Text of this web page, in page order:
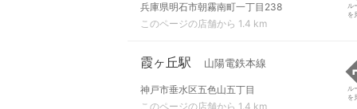
兵庫県明石市朝霧南町一丁目238
このページの店舗から 1.4 km
ル
を
霞ヶ丘駅 山陽電鉄本線
神戸市垂水区五色山五丁目
このページの店舗から 1.4 km
ル
を